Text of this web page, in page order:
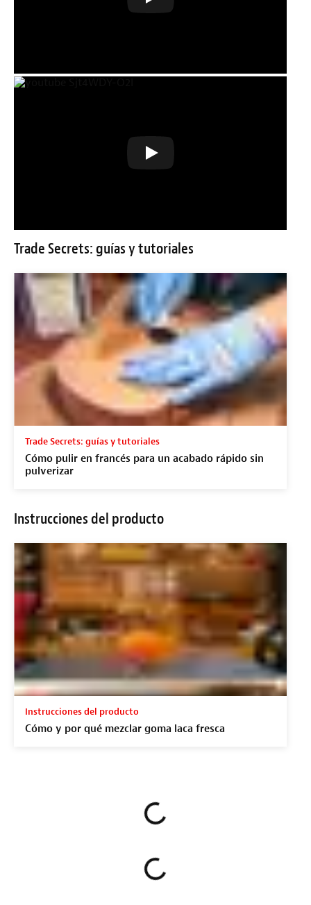
Trade Secrets: guías y tutoriales
Trade Secrets: guías y tutoriales
Cómo pulir en francés para un acabado rápido sin
pulverizar
Instrucciones del producto
Instrucciones del producto
Cómo y por qué mezclar goma laca fresca